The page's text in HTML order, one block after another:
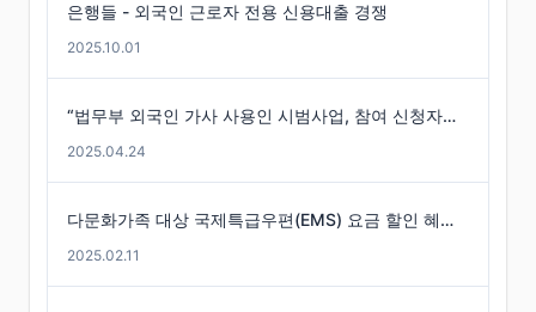
은행들 - 외국인 근로자 전용 신용대출 경쟁
2025.10.01
“법무부 외국인 가사 사용인 시범사업, 참여 신청자는 미미”
2025.04.24
다문화가족 대상 국제특급우편(EMS) 요금 할인 혜택 -경기도
2025.02.11